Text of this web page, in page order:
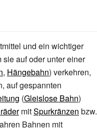
und ein wichtiger
auf oder unter einer
, Hängebahn) verkehren,
auf gespannten
(Gleislose Bahn)
mitSpurkränzen bzw.
Bahnen mit